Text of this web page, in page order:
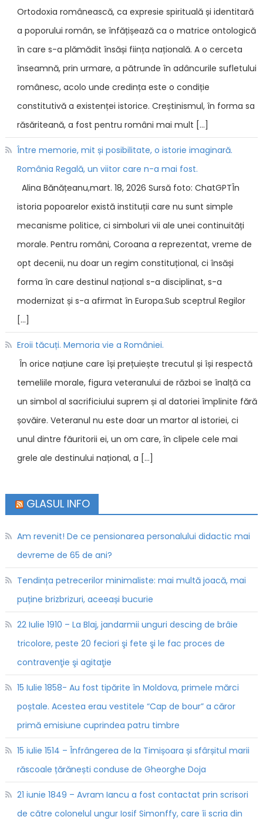
Ortodoxia românească, ca expresie spirituală și identitară
a poporului român, se înfățișează ca o matrice ontologică
în care s-a plămădit însăși ființa națională. A o cerceta
înseamnă, prin urmare, a pătrunde în adâncurile sufletului
românesc, acolo unde credința este o condiție
constitutivă a existenței istorice. Creștinismul, în forma sa
răsăriteană, a fost pentru români mai mult […]
Între memorie, mit și posibilitate, o istorie imaginară.
România Regală, un viitor care n-a mai fost.
Alina Bănățeanu,mart. 18, 2026 Sursă foto: ChatGPTÎn
istoria popoarelor există instituții care nu sunt simple
mecanisme politice, ci simboluri vii ale unei continuități
morale. Pentru români, Coroana a reprezentat, vreme de
opt decenii, nu doar un regim constituțional, ci însăși
forma în care destinul național s-a disciplinat, s-a
modernizat și s-a afirmat în Europa.Sub sceptrul Regilor
[…]
Eroii tăcuți. Memoria vie a României.
În orice națiune care își prețuiește trecutul și își respectă
temeliile morale, figura veteranului de război se înalță ca
un simbol al sacrificiului suprem și al datoriei împlinite fără
șovăire. Veteranul nu este doar un martor al istoriei, ci
unul dintre făuritorii ei, un om care, în clipele cele mai
grele ale destinului național, a […]
GLASUL INFO
Am revenit! De ce pensionarea personalului didactic mai
devreme de 65 de ani?
Tendința petrecerilor minimaliste: mai multă joacă, mai
puține brizbrizuri, aceeași bucurie
22 Iulie 1910 – La Blaj, jandarmii unguri descing de brâie
tricolore, peste 20 feciori şi fete şi le fac proces de
contravenţie şi agitaţie
15 Iulie 1858- Au fost tipărite în Moldova, primele mărci
poștale. Acestea erau vestitele “Cap de bour” a căror
primă emisiune cuprindea patru timbre
15 iulie 1514 – Înfrângerea de la Timișoara și sfârșitul marii
răscoale țărănești conduse de Gheorghe Doja
21 iunie 1849 – Avram Iancu a fost contactat prin scrisori
de către colonelul ungur Iosif Simonffy, care îi scria din